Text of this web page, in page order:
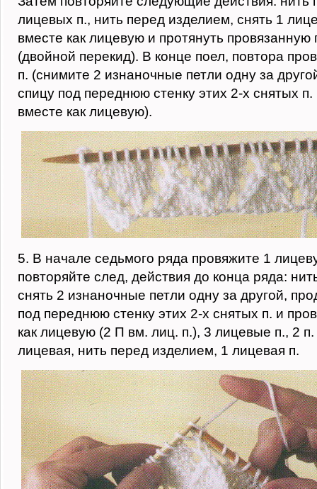
лицевых п., нить перед изделием, снять 1
вместе как лицевую и протянуть провязанную
(двойной перекид). В конце поел, повтора
п. (снимите 2 изнаночные петли одну за
спицу под переднюю стенку этих 2-х снятых
вместе как лицевую).
5. В начале седьмого ряда провяжите 1
повторяйте след, действия до конца ряда:
снять 2 изнаночные петли одну за другой,
под переднюю стенку этих 2-х снятых п. и
как лицевую (2 П вм. лиц. п.), 3 лицевые п., 2 п.
лицевая, нить перед изделием, 1 лицевая п.